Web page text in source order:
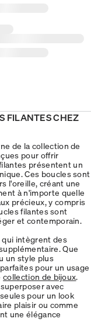
FILANTES CHEZ
de la collection de
pour offrir
présentent un
Ces boucles sont
l'oreille, créant une
à n'importe quelle
précieux, y compris
filantes sont
et contemporain.
qui intègrent des
Que
un style plus
pour un usage
collection de bijoux.
avec
pour un look
plaisir ou comme
une élégance